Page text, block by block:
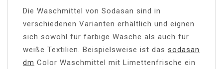
Die Waschmittel von Sodasan sind in
verschiedenen Varianten erhältlich und eignen
sich sowohl für farbige Wäsche als auch für
weiße Textilien. Beispielsweise ist das sodasan
dm Color Waschmittel mit Limettenfrische ein